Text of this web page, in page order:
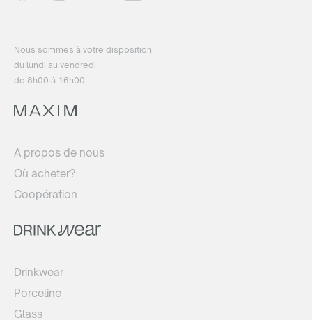
Nous sommes à votre disposition
du lundi au vendredi
de 8h00 à 16h00.
A propos de nous
Où acheter?
Coopération
Drinkwear
Porceline
Glass